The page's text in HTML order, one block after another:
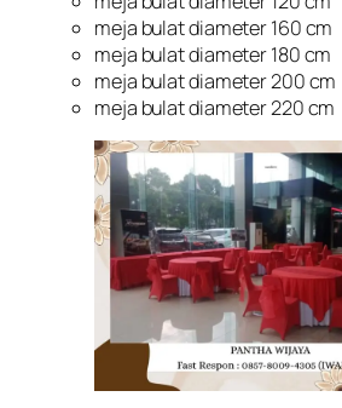
meja bulat diameter 160 cm
meja bulat diameter 180 cm
meja bulat diameter 200 cm
meja bulat diameter 220 cm